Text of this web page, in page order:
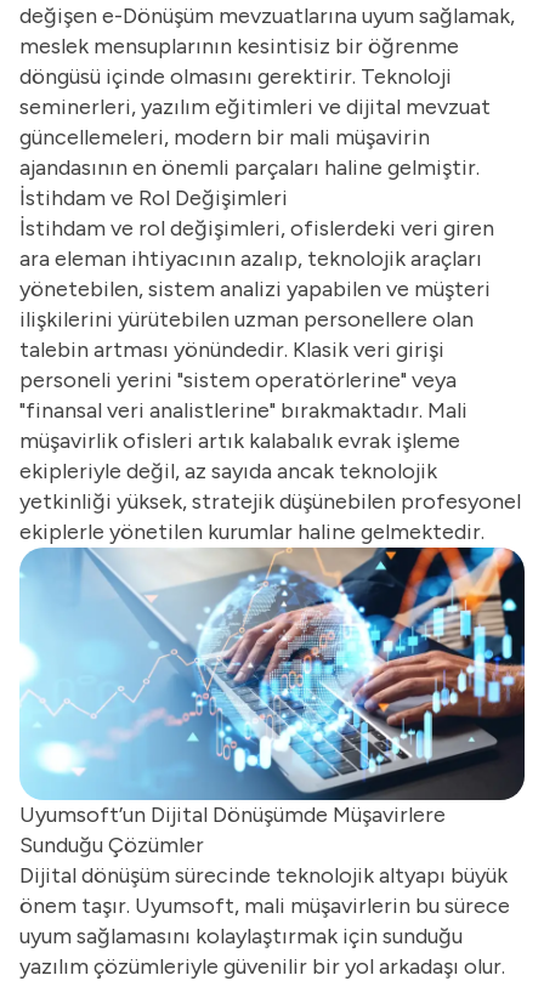
değişen e-Dönüşüm mevzuatlarına uyum sağlamak,
meslek mensuplarının kesintisiz bir öğrenme
döngüsü içinde olmasını gerektirir. Teknoloji
seminerleri, yazılım eğitimleri ve dijital mevzuat
güncellemeleri, modern bir mali müşavirin
ajandasının en önemli parçaları haline gelmiştir.
İstihdam ve Rol Değişimleri
İstihdam ve rol değişimleri, ofislerdeki veri giren
ara eleman ihtiyacının azalıp, teknolojik araçları
yönetebilen, sistem analizi yapabilen ve müşteri
ilişkilerini yürütebilen uzman personellere olan
talebin artması yönündedir. Klasik veri girişi
personeli yerini "sistem operatörlerine" veya
"finansal veri analistlerine" bırakmaktadır. Mali
müşavirlik ofisleri artık kalabalık evrak işleme
ekipleriyle değil, az sayıda ancak teknolojik
yetkinliği yüksek, stratejik düşünebilen profesyonel
ekiplerle yönetilen kurumlar haline gelmektedir.
Uyumsoft’un Dijital Dönüşümde Müşavirlere
Sunduğu Çözümler
Dijital dönüşüm sürecinde teknolojik altyapı büyük
önem taşır. Uyumsoft, mali müşavirlerin bu sürece
uyum sağlamasını kolaylaştırmak için sunduğu
yazılım çözümleriyle güvenilir bir yol arkadaşı olur.